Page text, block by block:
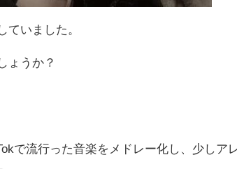
ていました。
ょうか？
で流行った音楽をメドレー化し、少しア